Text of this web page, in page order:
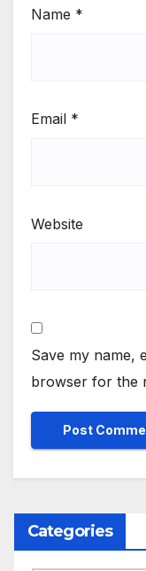
Name *
Email *
Website
Save my name,
browser for the
Categories